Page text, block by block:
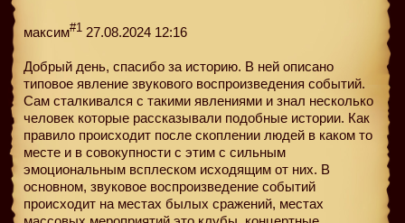
максим#1 27.08.2024 12:16
Добрый день, спасибо за историю. В ней описано
типовое явление звукового воспроизведения событий.
Сам сталкивался с такими явлениями и знал несколько
человек которые рассказывали подобные истории. Как
правило происходит после скоплении людей в каком то
месте и в совокупности с этим с сильным
эмоциональным всплеском исходящим от них. В
основном, звуковое воспроизведение событий
происходит на местах былых сражений, местах